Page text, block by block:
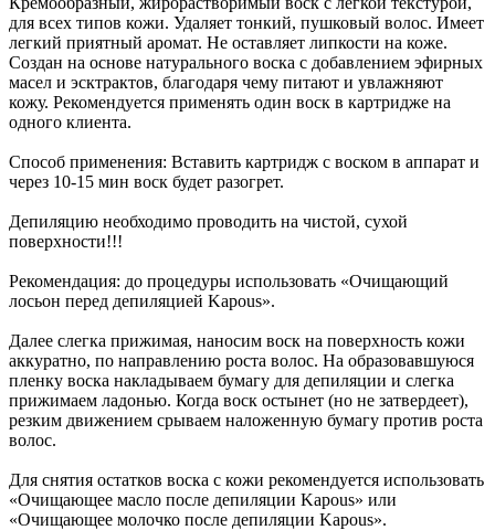
для всех типов кожи. Удаляет тонкий, пушковый волос. Имеет
легкий приятный аромат. Не оставляет липкости на коже.
Создан на основе натурального воска с добавлением эфирных
масел и эсктрактов, благодаря чему питают и увлажняют
кожу. Рекомендуется применять один воск в картридже на
одного клиента.
Способ применения: Вставить картридж с воском в аппарат и
через 10-15 мин воск будет разогрет.
Депиляцию необходимо проводить на чистой, сухой
поверхности!!!
Рекомендация: до процедуры использовать «Очищающий
лосьон перед депиляцией Kapous».
Далее слегка прижимая, наносим воск на поверхность кожи
аккуратно, по направлению роста волос. На образовавшуюся
пленку воска накладываем бумагу для депиляции и слегка
прижимаем ладонью. Когда воск остынет (но не затвердеет),
резким движением срываем наложенную бумагу против роста
волос.
Для снятия остатков воска с кожи рекомендуется использовать
«Очищающее масло после депиляции Kapous» или
«Очищающее молочко после депиляции Kapous».